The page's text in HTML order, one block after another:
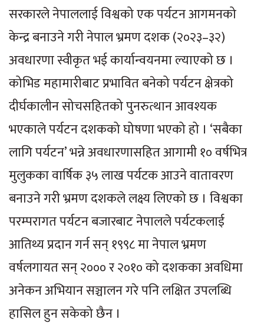
सरकारले नेपाललाई विश्वको एक पर्यटन आगमनको
केन्द्र बनाउने गरी नेपाल भ्रमण दशक (२०२३–३२)
अवधारणा स्वीकृत भई कार्यान्वयनमा ल्याएको छ ।
कोभिड महामारीबाट प्रभावित बनेको पर्यटन क्षेत्रको
दीर्घकालीन सोचसहितको पुनरुत्थान आवश्यक
भएकाले पर्यटन दशकको घोषणा भएको हो । ‘सबैका
लागि पर्यटन’ भन्ने अवधारणासहित आगामी १० वर्षभित्र
मुलुकका वार्षिक ३५ लाख पर्यटक आउने वातावरण
बनाउने गरी भ्रमण दशकले लक्ष्य लिएको छ । विश्वका
परम्परागत पर्यटन बजारबाट नेपालले पर्यटकलाई
आतिथ्य प्रदान गर्न सन् १९९८ मा नेपाल भ्रमण
वर्षलगायत सन् २००० र २०१० को दशकका अवधिमा
अनेकन अभियान सञ्चालन गरे पनि लक्षित उपलब्धि
हासिल हुन सकेको छैन ।